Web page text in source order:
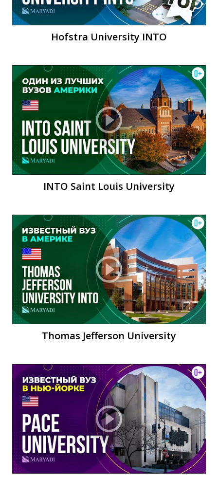
О
Б
Hofstra University INTO
INTO Saint Louis University
Thomas Jefferson University